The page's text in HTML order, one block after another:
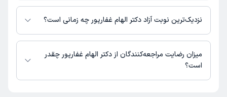
در حال حاضر اطلاعاتی درباره ارائه ویزیت آنلاین توسط دکتر الهام غفارپور در
دسترس نیست. برای دریافت اطلاعات دقیق‌تر، لطفاً با مطب تماس بگیرید.
نزدیک‌ترین نوبت آزاد دکتر الهام غفارپور چه زمانی است؟
دکتر الهام غفارپور از روز یکشنبه 18 مرداد 1405 بیمار جدید می‌پذیرند.
میزان رضایت مراجعه‌کنندگان از دکتر الهام غفارپور چقدر
است؟